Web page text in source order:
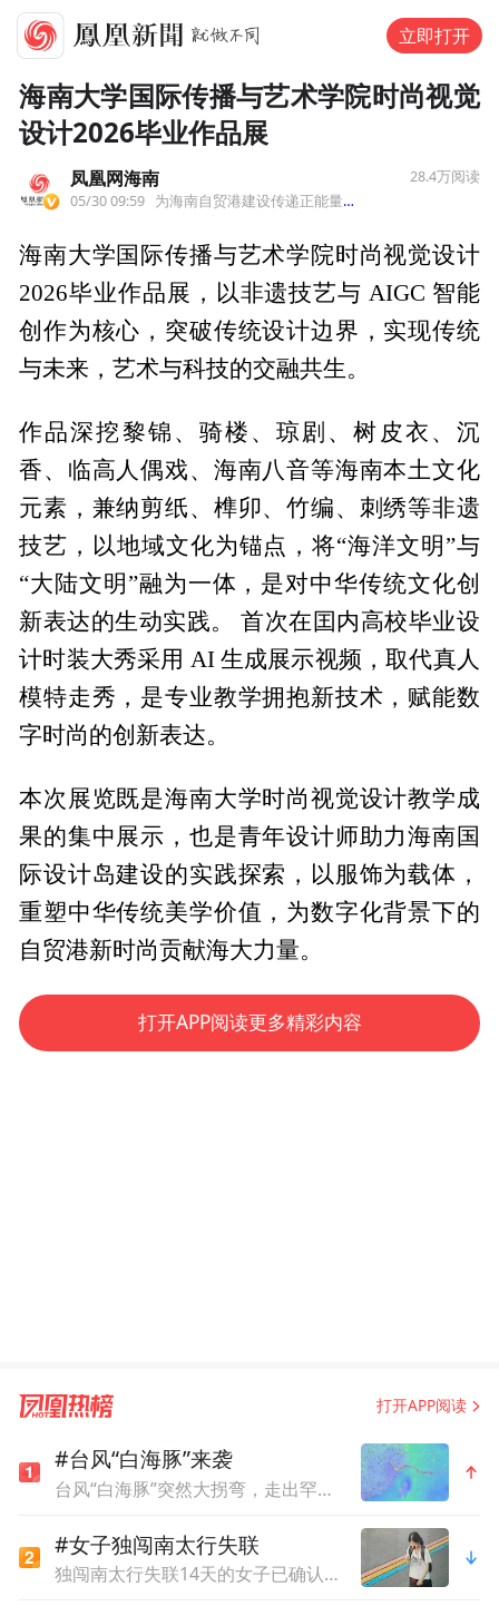
立即打开
海南大学国际传播与艺术学院时尚视觉
设计2026毕业作品展
凤凰网海南
05/30 09:59 为海南自贸港建设传递正能量，全力打造海南自贸港重要外宣窗口。
28.4万阅读
海南大学国际传播与艺术学院时尚视觉设计
2026毕业作品展，以非遗技艺与 AIGC 智能
创作为核心，突破传统设计边界，实现传统
与未来，艺术与科技的交融共生。
作品深挖黎锦、骑楼、琼剧、树皮衣、沉
香、临高人偶戏、海南八音等海南本土文化
元素，兼纳剪纸、榫卯、竹编、刺绣等非遗
技艺，以地域文化为锚点，将“海洋文明”与
“大陆文明”融为一体，是对中华传统文化创
新表达的生动实践。 首次在囯内高校毕业设
计时装大秀采用 AI 生成展示视频，取代真人
模特走秀，是专业教学拥抱新技术，赋能数
字时尚的创新表达。
本次展览既是海南大学时尚视觉设计教学成
果的集中展示，也是青年设计师助力海南国
际设计岛建设的实践探索，以服饰为载体，
重塑中华传统美学价值，为数字化背景下的
自贸港新时尚贡献海大力量。
打开APP阅读更多精彩内容
打开APP阅读
#台风“白海豚”来袭
台风“白海豚”突然大拐弯，走出罕见路线
#女子独闯南太行失联
独闯南太行失联14天的女子已确认遇难，遗体在悬崖被找到